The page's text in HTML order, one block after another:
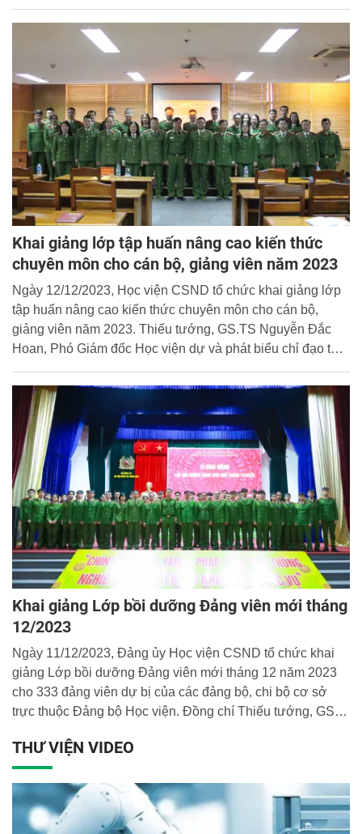
Khai giảng lớp tập huấn nâng cao kiến thức
chuyên môn cho cán bộ, giảng viên năm 2023
Ngày 12/12/2023, Học viện CSND tổ chức khai giảng lớp
tập huấn nâng cao kiến thức chuyên môn cho cán bộ,
giảng viên năm 2023. Thiếu tướng, GS.TS Nguyễn Đắc
Hoan, Phó Giám đốc Học viện dự và phát biểu chỉ đạo tại
Khai giảng Lớp bồi dưỡng Đảng viên mới tháng
12/2023
Ngày 11/12/2023, Đảng ủy Học viện CSND tổ chức khai
giảng Lớp bồi dưỡng Đảng viên mới tháng 12 năm 2023
cho 333 đảng viên dự bị của các đảng bộ, chi bộ cơ sở
trực thuộc Đảng bộ Học viện. Đồng chí Thiếu tướng, GS.
Học viện dự và chủ trì buổi lễ.
THƯ VIỆN VIDEO